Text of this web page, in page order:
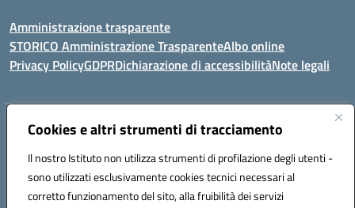
Cookies e altri strumenti di tracciamento
Il nostro Istituto non utilizza strumenti di profilazione degli utenti -
sono utilizzati esclusivamente cookies tecnici necessari al
corretto funzionamento del sito, alla fruibilità dei servizi
Amministrazione trasparente
STORICO Amministrazione TrasparenteAlbo online
Privacy PolicyGDPRDichiarazione di accessibilitàNote legali
Indirizzo:Piazza S. G. Bosco, 1 95014 Giarre (CT)
Posta elettronica certificata (PEC):ctic8az00a@pec.istruzione.it
Codice fiscale: 92001680872